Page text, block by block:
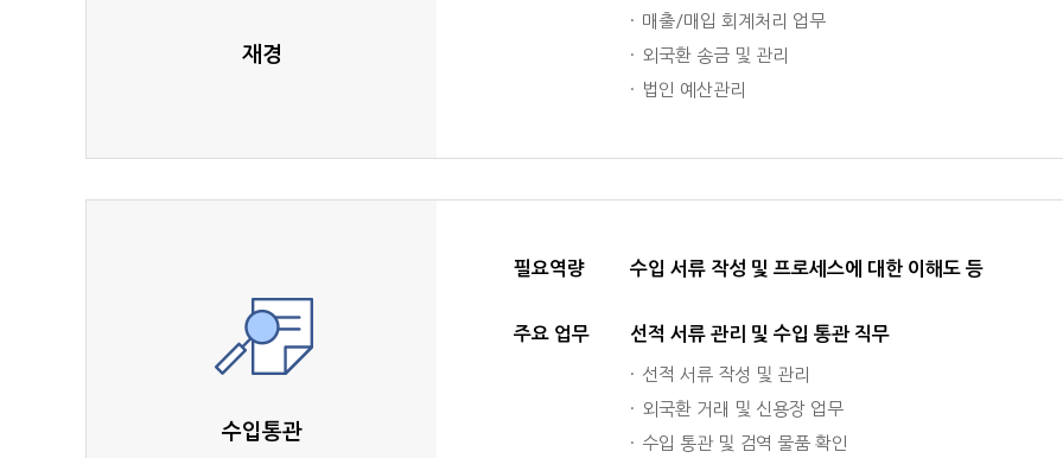
재경
매출/매입 회계처리 업무
외국환 송금 및 관리
법인 예산관리
수입통관
필요역량 수입 서류 작성 및 프로세스에 대한 이해도 등
주요 업무 선적 서류 관리 및 수입 통관 직무
선적 서류 작성 및 관리
외국환 거래 및 신용장 업무
수입 통관 및 검역 물품 확인